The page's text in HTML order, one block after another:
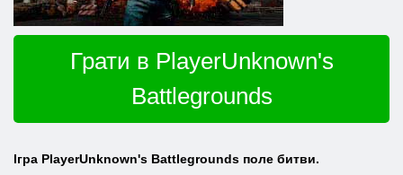
Грати в PlayerUnknown's
Battlegrounds
Ігра PlayerUnknown's Battlegrounds поле битви.